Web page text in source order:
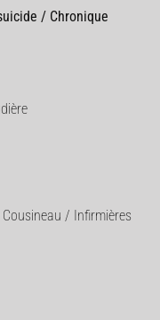
/ Chronique
/ Infirmières